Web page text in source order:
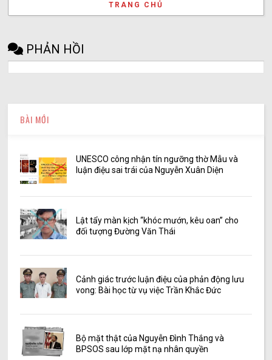
TRANG CHỦ
PHẢN HỒI
BÀI MỚI
UNESCO công nhận tín ngưỡng thờ Mẫu và
luận điệu sai trái của Nguyễn Xuân Diện
Lật tẩy màn kịch “khóc mướn, kêu oan” cho
đối tượng Đường Văn Thái
Cảnh giác trước luận điệu của phản động lưu
vong: Bài học từ vụ việc Trần Khắc Đức
Bộ mặt thật của Nguyễn Đình Thắng và
BPSOS sau lớp mặt nạ nhân quyền